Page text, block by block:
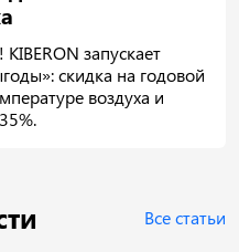
запускает
скидка на годовой
воздуха и
Все статьи